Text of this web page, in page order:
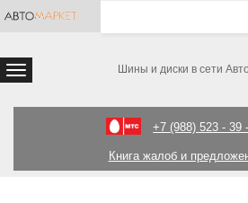
Шины и диски в сети
+7 (988) 523 - 39
Книга жалоб и